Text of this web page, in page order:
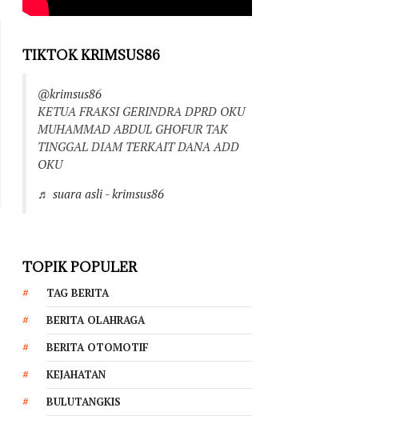
TIKTOK KRIMSUS86
@krimsus86
KETUA FRAKSI GERINDRA DPRD OKU
MUHAMMAD ABDUL GHOFUR TAK
TINGGAL DIAM TERKAIT DANA ADD
OKU
♬ suara asli - krimsus86
TOPIK POPULER
TAG BERITA
BERITA OLAHRAGA
BERITA OTOMOTIF
KEJAHATAN
BULUTANGKIS